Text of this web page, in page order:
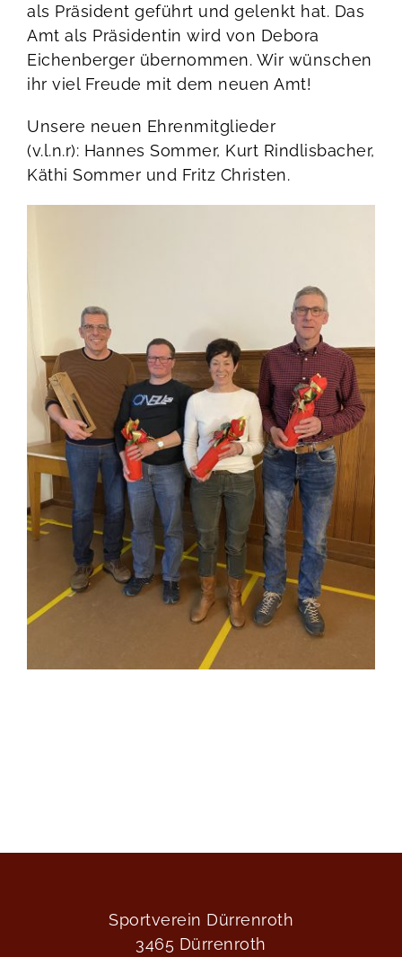
als Präsident geführt und gelenkt hat. Das
Amt als Präsidentin wird von Debora
Eichenberger übernommen. Wir wünschen
ihr viel Freude mit dem neuen Amt!
Unsere neuen Ehrenmitglieder
(v.l.n.r): Hannes Sommer, Kurt Rindlisbacher,
Käthi Sommer und Fritz Christen.
Sportverein Dürrenroth
3465 Dürrenroth